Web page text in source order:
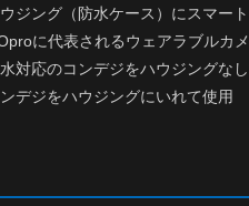
ジング（防水ケース）にスマー
に代表されるウェアラブルカメ
対応のコンデジをハウジングな
デジをハウジングにいれて使用